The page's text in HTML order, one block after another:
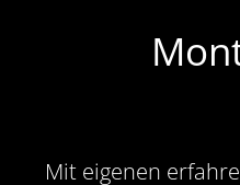
Mit eigenen